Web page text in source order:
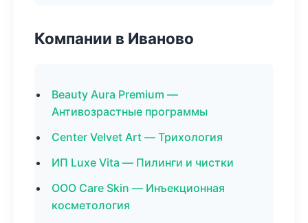
Компании в Иваново
Beauty Aura Premium —
Антивозрастные программы
Center Velvet Art — Трихология
ИП Luxe Vita — Пилинги и чистки
ООО Care Skin — Инъекционная
косметология